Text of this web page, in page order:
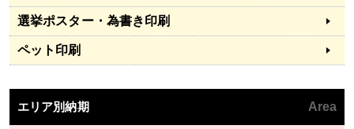
選挙ポスター・為書き印刷
ペット印刷
エリア別納期 Area